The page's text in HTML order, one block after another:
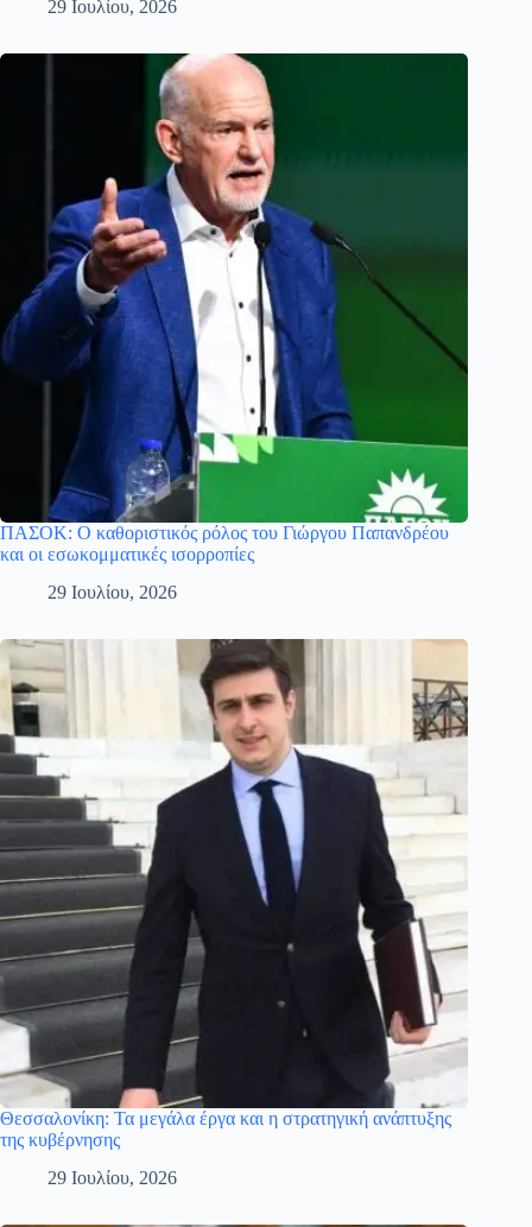
29 Ιουλίου, 2026
ΠΑΣΟΚ: Ο καθοριστικός ρόλος του Γιώργου Παπανδρέου
και οι εσωκομματικές ισορροπίες
29 Ιουλίου, 2026
Θεσσαλονίκη: Τα μεγάλα έργα και η στρατηγική ανάπτυξης
της κυβέρνησης
29 Ιουλίου, 2026